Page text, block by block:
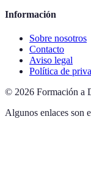
Información
Sobre nosotros
Contacto
Aviso legal
Política de
© 2026 Formación a
Algunos enlaces son